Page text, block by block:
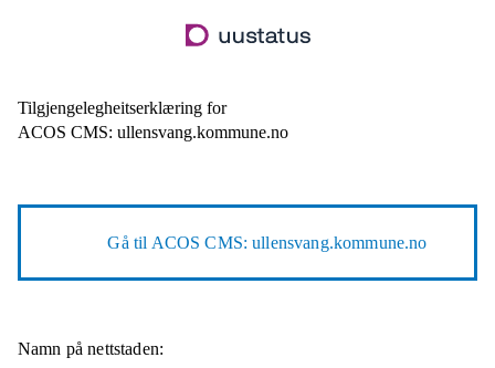
til
Tilgjengelegheitserklæring for
ACOS CMS: ullensvang.kommune.no
Gå til ACOS CMS: ullensvang.kommune.no
Namn på nettstaden: